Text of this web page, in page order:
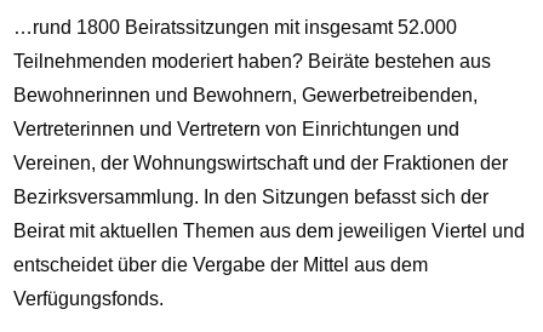
…rund 1800 Beiratssitzungen mit insgesamt 52.000
Teilnehmenden moderiert haben? Beiräte bestehen aus
Bewohnerinnen und Bewohnern, Gewerbetreibenden,
Vertreterinnen und Vertretern von Einrichtungen und
Vereinen, der Wohnungswirtschaft und der Fraktionen der
Bezirksversammlung. In den Sitzungen befasst sich der
Beirat mit aktuellen Themen aus dem jeweiligen Viertel und
entscheidet über die Vergabe der Mittel aus dem
Verfügungsfonds.